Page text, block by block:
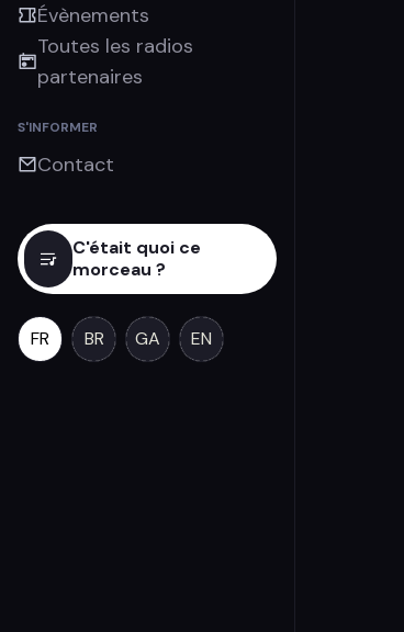
Évènements
Toutes les radios
partenaires
S'INFORMER
Contact
C'était quoi ce
morceau ?
FR BR GA EN